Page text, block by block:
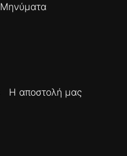
Μηνύματα
Η αποστολή μας